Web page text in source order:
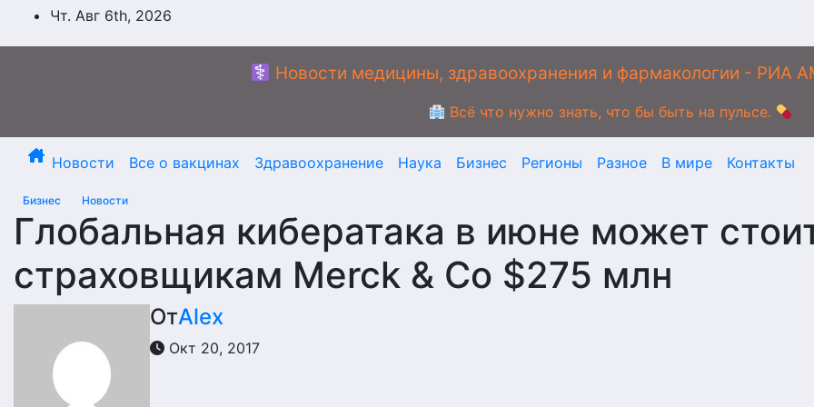
ПерейтиЧт. Авг 6th, 2026
Новости медицины, здравоохранения и фармакологии -
Всё что нужно знать, что бы быть на пульсе.
Новости Все о вакцинах Здравоохранение Наука Бизнес Регионы Разное В мире Контакты
Бизнес Новости
Глобальная кибератака в июне может
страховщикам Merck & Co $275 млн
ОтAlex
Окт 20, 2017